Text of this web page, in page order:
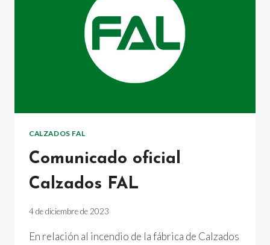
SANTIAGO
FRANCÉS
CALZADOS FAL
Comunicado oficial
Calzados FAL
4 de diciembre de 2023
En relación al incendio de la fábrica de Calzados